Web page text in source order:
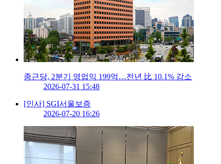
종근당, 2분기 영업익 199억…전년 比 10.1% 감소
2026-07-31 15:48
[인사] SGI서울보증
2026-07-20 16:26